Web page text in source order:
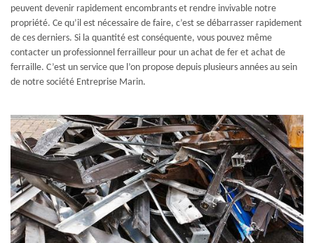
peuvent devenir rapidement encombrants et rendre invivable notre
propriété. Ce qu’il est nécessaire de faire, c’est se débarrasser rapidement
de ces derniers. Si la quantité est conséquente, vous pouvez même
contacter un professionnel ferrailleur pour un achat de fer et achat de
ferraille. C’est un service que l’on propose depuis plusieurs années au sein
de notre société Entreprise Marin.